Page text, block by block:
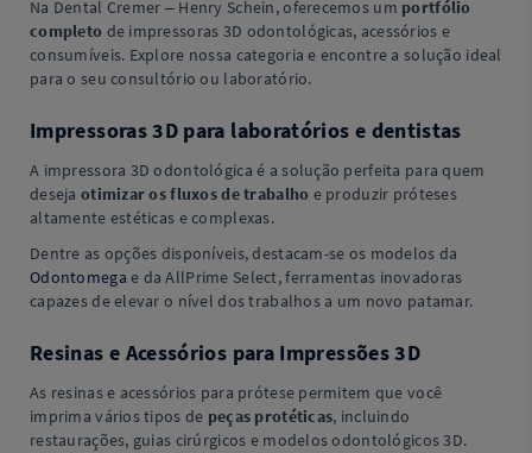
Na Dental Cremer – Henry Schein, oferecemos um portfólio
completo de impressoras 3D odontológicas, acessórios e
consumíveis. Explore nossa categoria e encontre a solução ideal
para o seu consultório ou laboratório.
Impressoras 3D para laboratórios e dentistas
A impressora 3D odontológica é a solução perfeita para quem
deseja otimizar os fluxos de trabalho e produzir próteses
altamente estéticas e complexas.
Dentre as opções disponíveis, destacam-se os modelos da
Odontomega e da AllPrime Select, ferramentas inovadoras
capazes de elevar o nível dos trabalhos a um novo patamar.
Resinas e Acessórios para Impressões 3D
As resinas e acessórios para prótese permitem que você
imprima vários tipos de peças protéticas, incluindo
restaurações, guias cirúrgicos e modelos odontológicos 3D.